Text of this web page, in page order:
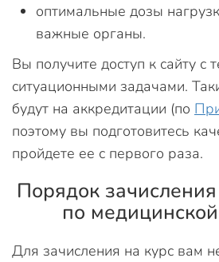
оптимальные дозы
важные органы.
Вы получите доступ к сайту с
ситуационными задачами.
будут на аккредитации (по
поэтому вы подготовитесь
пройдете ее с первого раза.
Порядок
по
Для зачисления на курс вам